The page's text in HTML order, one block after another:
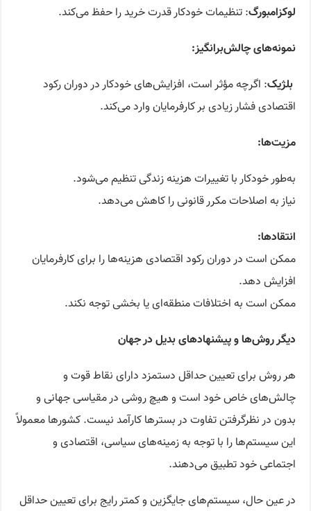
لوکزامبورگ: تنظیمات خودکار قدرت خرید را حفظ می‌کند.
نمونه‌های چالش‌برانگیز:
بلژیک: اگرچه مؤثر است، افزایش‌های خودکار در دوران رکود
اقتصادی فشار زیادی بر کارفرمایان وارد می‌کند.
مزیت‌ها:
به‌طور خودکار با تغییرات هزینه زندگی تنظیم می‌شود.
نیاز به اصلاحات مکرر قانونی را کاهش می‌دهد.
انتقادها:
ممکن است در دوران رکود اقتصادی هزینه‌ها را برای کارفرمایان
افزایش دهد.
ممکن است به اختلافات منطقه‌ای یا بخشی توجه نکند.
دیگر روش‌‌ها و پیشنهادهای بدیل در جهان
هر روش برای تعیین حداقل دستمزد دارای نقاط قوت و
چالش‌های خاص خود است و هیچ روشی در مقیاسی جهانی و
بدون در نظرگرفتن تفاوت در بسترها کارآمد نیست. کشورها معمولاً
این سیستم‌ها را با توجه به زمینه‌های سیاسی، اقتصادی و
اجتماعی خود تطبیق می‌دهند.
در عین حال، سیستم‌های جایگزین و کمتر رایج برای تعیین حداقل